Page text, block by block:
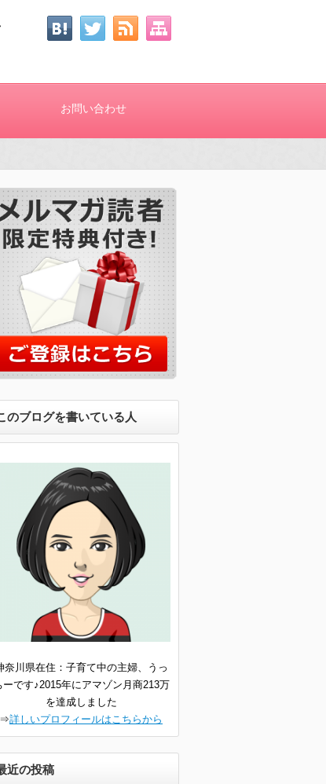
お問い合わせ
のブログを書いている人
奈川県在住：子育て中の主婦、うっ
ーです♪2015年にアマゾン月商213万
を達成しました
⇒詳しいプロフィールはこちらから
近の投稿